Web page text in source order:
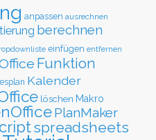
anpassen ausrechnen
berechnen
einfügen entfernen
Funktion
Kalender
löschen Makro
PlanMaker
spreadsheets